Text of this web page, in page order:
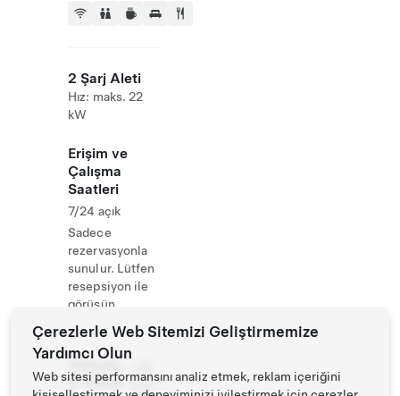
2 Şarj Aleti
Hız: maks. 22
kW
Erişim ve
Çalışma
Saatleri
7/24 açık
Sadece
rezervasyonla
sunulur. Lütfen
resepsiyon ile
görüşün
& Phone 4261
Çerezlerle Web Sitemizi Geliştirmemize
Yardımcı Olun
Web sitesi performansını analiz etmek, reklam içeriğini